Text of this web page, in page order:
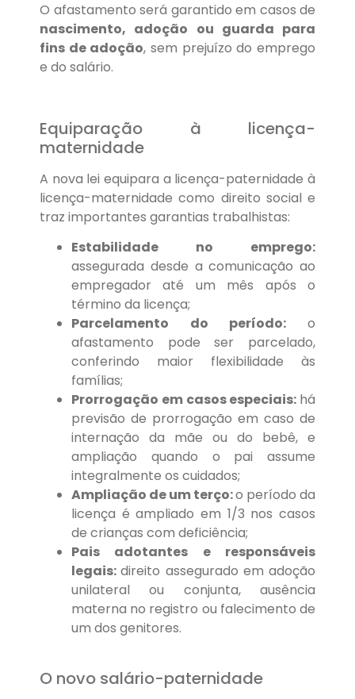
O afastamento será garantido em casos de
nascimento, adoção ou guarda para
fins de adoção, sem prejuízo do emprego
e do salário.
Equiparação à licença-
maternidade
A nova lei equipara a licença-paternidade à
licença-maternidade como direito social e
traz importantes garantias trabalhistas:
Estabilidade no emprego:
assegurada desde a comunicação ao
empregador até um mês após o
término da licença;
Parcelamento do período: o
afastamento pode ser parcelado,
conferindo maior flexibilidade às
famílias;
Prorrogação em casos especiais: há
previsão de prorrogação em caso de
internação da mãe ou do bebê, e
ampliação quando o pai assume
integralmente os cuidados;
Ampliação de um terço:o período da
licença é ampliado em 1/3 nos casos
de crianças com deficiência;
Pais adotantes e responsáveis
legais:direito assegurado em adoção
unilateral ou conjunta, ausência
materna no registro ou falecimento de
um dos genitores.
O novo salário-paternidade